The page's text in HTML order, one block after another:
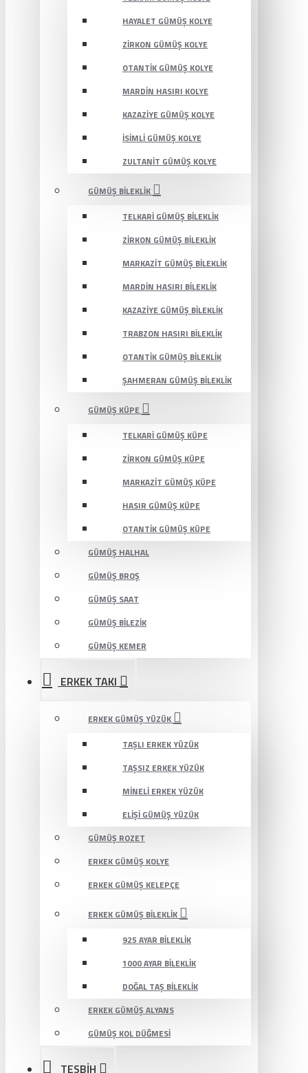
HAYALET GÜMÜŞ KOLYE
ZIRKON GÜMÜŞ KOLYE
OTANTIK GÜMÜŞ KOLYE
MARDIN HASIRI KOLYE
KAZAZIYE GÜMÜŞ KOLYE
İSIMLI GÜMÜŞ KOLYE
ZULTANIT GÜMÜŞ KOLYE
GÜMÜŞ BILEKLIK
TELKARI GÜMÜŞ BILEKLIK
ZIRKON GÜMÜŞ BILEKLIK
MARKAZIT GÜMÜŞ BILEKLIK
MARDIN HASIRI BILEKLIK
KAZAZIYE GÜMÜŞ BILEKLIK
TRABZON HASIRI BILEKLIK
OTANTIK GÜMÜŞ BILEKLIK
ŞAHMERAN GÜMÜŞ BILEKLIK
GÜMÜŞ KÜPE
TELKARI GÜMÜŞ KÜPE
ZIRKON GÜMÜŞ KÜPE
MARKAZIT GÜMÜŞ KÜPE
HASIR GÜMÜŞ KÜPE
OTANTIK GÜMÜŞ KÜPE
GÜMÜŞ HALHAL
GÜMÜŞ BROŞ
GÜMÜŞ SAAT
GÜMÜŞ BILEZIK
GÜMÜŞ KEMER
ERKEK TAKI
ERKEK GÜMÜŞ YÜZÜK
TAŞLI ERKEK YÜZÜK
TAŞSIZ ERKEK YÜZÜK
MINELI ERKEK YÜZÜK
ELIŞI GÜMÜŞ YÜZÜK
GÜMÜŞ ROZET
ERKEK GÜMÜŞ KOLYE
ERKEK GÜMÜŞ KELEPÇE
ERKEK GÜMÜŞ BILEKLIK
925 AYAR BILEKLIK
1000 AYAR BILEKLIK
DOĞAL TAŞ BILEKLIK
ERKEK GÜMÜŞ ALYANS
GÜMÜŞ KOL DÜĞMESI
TESBİH